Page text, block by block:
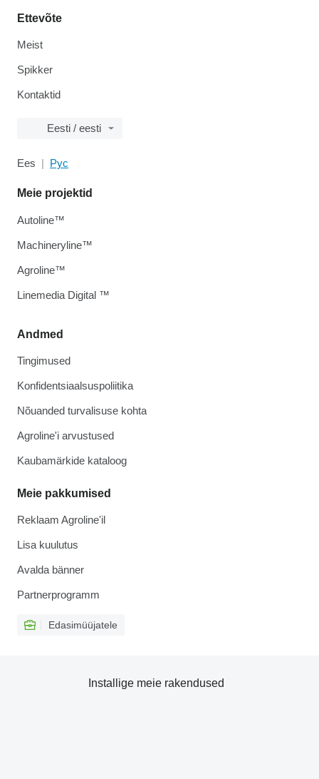
Ettevõte
Meist
Spikker
Kontaktid
Eesti / eesti
Ees Рус
Andmed
Tingimused
Konfidentsiaalsuspoliitika
Nõuanded turvalisuse kohta
Agroline'i arvustused
Kaubamärkide kataloog
Meie pakkumised
Reklaam Agroline'il
Lisa kuulutus
Avalda bänner
Partnerprogramm
Edasimüüjatele
Meie projektid
Autoline™
Machineryline™
Agroline™
Linemedia Digital ™
Installige meie rakendused